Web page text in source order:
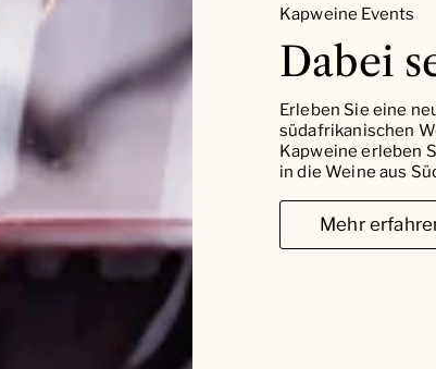
Kapweine Events
Dabei
Erleben Sie eine
südafrikanischen
Kapweine erleben
in die Weine aus
Mehr